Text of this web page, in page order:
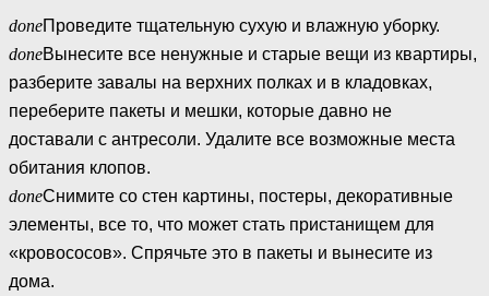
doneПроведите тщательную сухую и влажную уборку.
doneВынесите все ненужные и старые вещи из квартиры,
разберите завалы на верхних полках и в кладовках,
переберите пакеты и мешки, которые давно не
доставали с антресоли. Удалите все возможные места
обитания клопов.
doneСнимите со стен картины, постеры, декоративные
элементы, все то, что может стать пристанищем для
«кровососов». Спрячьте это в пакеты и вынесите из
дома.